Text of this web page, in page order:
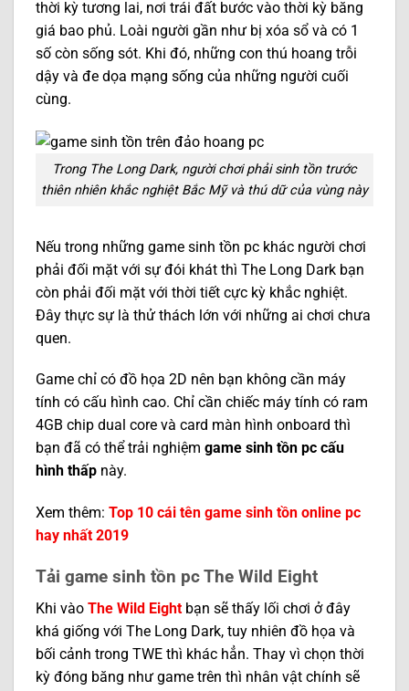
thời kỳ tương lai, nơi trái đất bước vào thời kỳ băng
giá bao phủ. Loài người gần như bị xóa sổ và có 1
số còn sống sót. Khi đó, những con thú hoang trỗi
dậy và đe dọa mạng sống của những người cuối
cùng.
Trong The Long Dark, người chơi phải sinh tồn trước
thiên nhiên khắc nghiệt Bắc Mỹ và thú dữ của vùng này
Nếu trong những game sinh tồn pc khác người chơi
phải đối mặt với sự đói khát thì The Long Dark bạn
còn phải đối mặt với thời tiết cực kỳ khắc nghiệt.
Đây thực sự là thử thách lớn với những ai chơi chưa
quen.
Game chỉ có đồ họa 2D nên bạn không cần máy
tính có cấu hình cao. Chỉ cần chiếc máy tính có ram
4GB chip dual core và card màn hình onboard thì
bạn đã có thể trải nghiệm game sinh tồn pc cấu
hình thấp này.
Xem thêm: Top 10 cái tên game sinh tồn online pc
hay nhất 2019
Tải game sinh tồn pc The Wild Eight
Khi vào The Wild Eight bạn sẽ thấy lối chơi ở đây
khá giống với The Long Dark, tuy nhiên đồ họa và
bối cảnh trong TWE thì khác hẳn. Thay vì chọn thời
kỳ đóng băng như game trên thì nhân vật chính sẽ